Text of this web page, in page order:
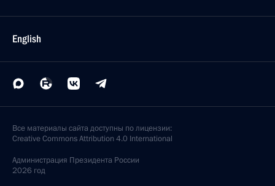
English
Все материалы сайта доступны по лицензии:
Creative Commons Attribution 4.0 International
Администрация Президента России
2026 год